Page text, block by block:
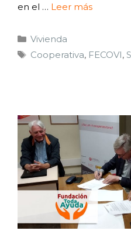
en el … Leer más
Vivienda
Cooperativa, FECOVI,